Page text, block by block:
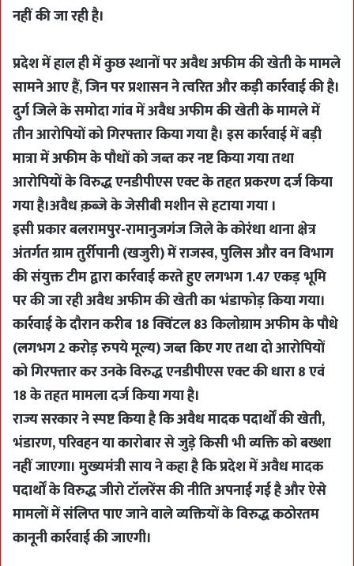
नहीं की जा रही है।
प्रदेश में हाल ही में कुछ स्थानों पर अवैध अफीम की खेती के मामले
सामने आए हैं, जिन पर प्रशासन ने त्वरित और कड़ी कार्रवाई की है।
दुर्ग जिले के समोदा गांव में अवैध अफीम की खेती के मामले में
तीन आरोपियों को गिरफ्तार किया गया है। इस कार्रवाई में बड़ी
मात्रा में अफीम के पौधों को जब्त कर नष्ट किया गया तथा
आरोपियों के विरुद्ध एनडीपीएस एक्ट के तहत प्रकरण दर्ज किया
गया है।अवैध क़ब्ज़े के जेसीबी मशीन से हटाया गया ।
इसी प्रकार बलरामपुर-रामानुजगंज जिले के कोरंधा थाना क्षेत्र
अंतर्गत ग्राम तुर्रीपानी (खजुरी) में राजस्व, पुलिस और वन विभाग
की संयुक्त टीम द्वारा कार्रवाई करते हुए लगभग 1.47 एकड़ भूमि
पर की जा रही अवैध अफीम की खेती का भंडाफोड़ किया गया।
कार्रवाई के दौरान करीब 18 क्विंटल 83 किलोग्राम अफीम के पौधे
(लगभग 2 करोड़ रुपये मूल्य) जब्त किए गए तथा दो आरोपियों
को गिरफ्तार कर उनके विरुद्ध एनडीपीएस एक्ट की धारा 8 एवं
18 के तहत मामला दर्ज किया गया है।
राज्य सरकार ने स्पष्ट किया है कि अवैध मादक पदार्थों की खेती,
भंडारण, परिवहन या कारोबार से जुड़े किसी भी व्यक्ति को बख्शा
नहीं जाएगा। मुख्यमंत्री साय ने कहा है कि प्रदेश में अवैध मादक
पदार्थों के विरुद्ध जीरो टॉलरेंस की नीति अपनाई गई है और ऐसे
मामलों में संलिप्त पाए जाने वाले व्यक्तियों के विरुद्ध कठोरतम
कानूनी कार्रवाई की जाएगी।